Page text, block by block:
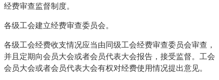
经费审查监督制度。
各级工会建立经费审查委员会。
各级工会经费收支情况应当由同级工会经费审查委员会审查，
并且定期向会员大会或者会员代表大会报告，接受监督。工会
会员大会或者会员代表大会有权对经费使用情况提出意见。